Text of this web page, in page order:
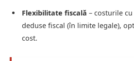
Flexibilitate fiscală – costurile
deduse fiscal (în limite legale),
cost.